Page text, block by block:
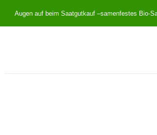
Augen auf beim Saatgutkauf –samenfestes Bio-